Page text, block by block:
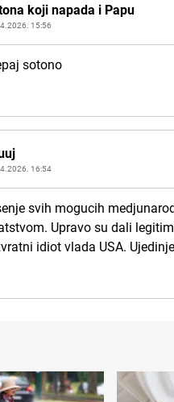
koji napada i Papu
15:56
sotono
16:54
svih mogucih
Upravo su dali
idiot vlada USA.